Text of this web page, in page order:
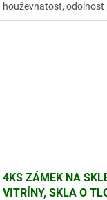
houževnatost, odolnost
tepelnou odolnost a
4KS ZÁMEK NA
VITRÍNY, SKLA O